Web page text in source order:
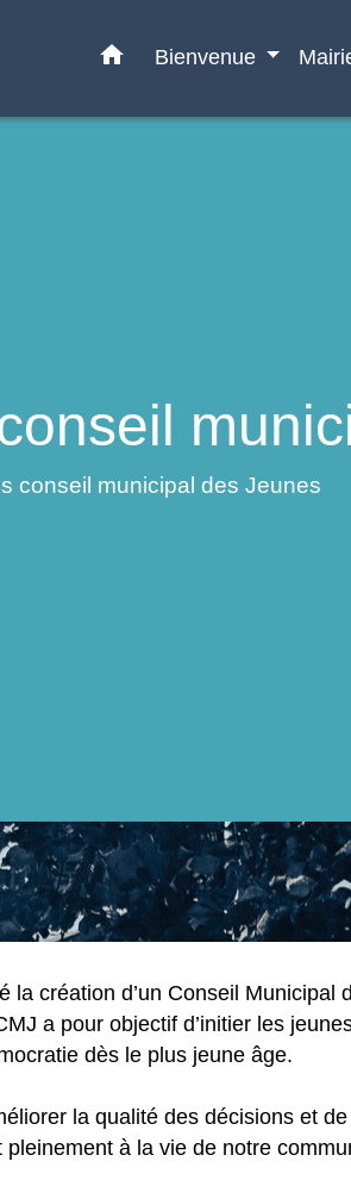
home Bienvenue
conseil municipal des Jeunes
la création d’un Conseil
a pour objectif d’initier les
dès le plus jeune âge.
la qualité des décisions et
à la vie de notre